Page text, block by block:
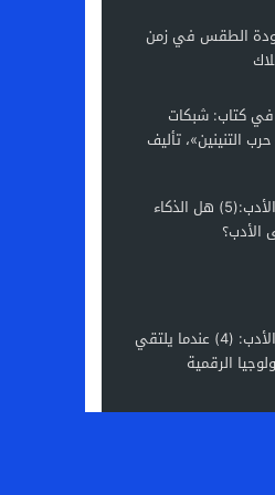
الطقس في زمن
في كتاب: شبكات
التنينين»، تأليف
الذكاء الاصطناعي والأدب:(5) هل الذكاء
الأدب؟
الذكاء الاصطناعي والأدب: (4) عندما يلتقي
الرقمية